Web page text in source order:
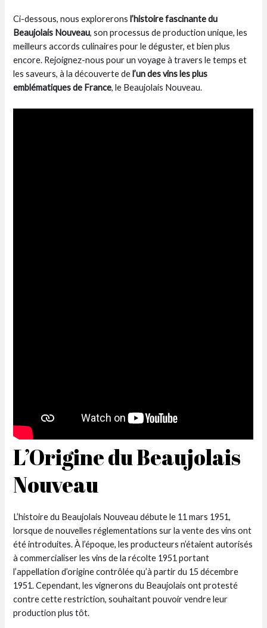
Ci-dessous, nous explorerons l’histoire fascinante du
Beaujolais Nouveau, son processus de production unique, les
meilleurs accords culinaires pour le déguster, et bien plus
encore. Rejoignez-nous pour un voyage à travers le temps et
les saveurs, à la découverte de l’un des vins les plus
emblématiques de France, le Beaujolais Nouveau.
L’Origine du Beaujolais
Nouveau
L’histoire du Beaujolais Nouveau débute le 11 mars 1951,
lorsque de nouvelles réglementations sur la vente des vins ont
été introduites. À l’époque, les producteurs n’étaient autorisés
à commercialiser les vins de la récolte 1951 portant
l’appellation d’origine contrôlée qu’à partir du 15 décembre
1951. Cependant, les vignerons du Beaujolais ont protesté
contre cette restriction, souhaitant pouvoir vendre leur
production plus tôt.